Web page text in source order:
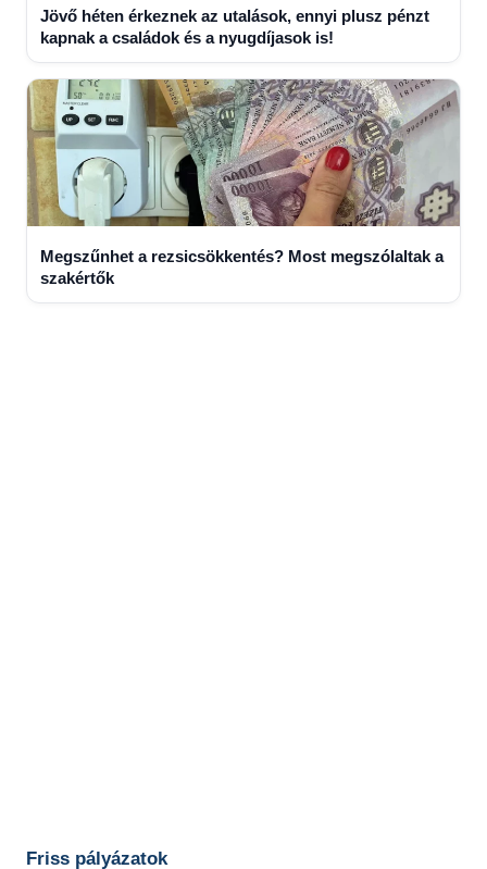
Jövő héten érkeznek az utalások, ennyi plusz pénzt
kapnak a családok és a nyugdíjasok is!
Megszűnhet a rezsicsökkentés? Most megszólaltak a
szakértők
Friss pályázatok